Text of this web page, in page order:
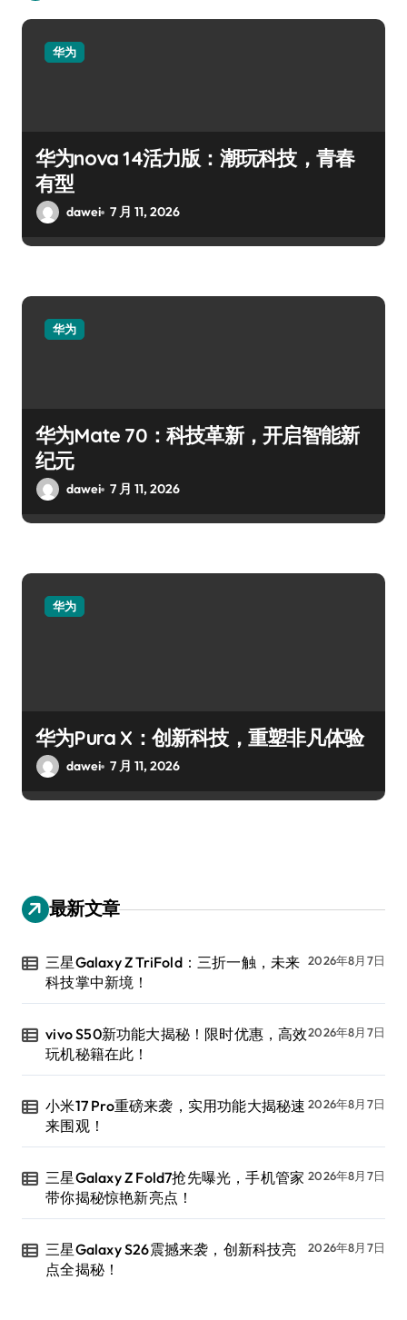
华为
华为nova 14活力版：潮玩科技，青春
有型
dawei 7 月 11, 2026
华为
华为Mate 70：科技革新，开启智能新
纪元
dawei 7 月 11, 2026
华为
华为Pura X：创新科技，重塑非凡体验
dawei 7 月 11, 2026
最新文章
三星Galaxy Z TriFold：三折一触，未来
科技掌中新境！
2026年8月7日
vivo S50新功能大揭秘！限时优惠，高效
玩机秘籍在此！
2026年8月7日
小米17 Pro重磅来袭，实用功能大揭秘速
来围观！
2026年8月7日
三星Galaxy Z Fold7抢先曝光，手机管家
带你揭秘惊艳新亮点！
2026年8月7日
三星Galaxy S26震撼来袭，创新科技亮
点全揭秘！
2026年8月7日